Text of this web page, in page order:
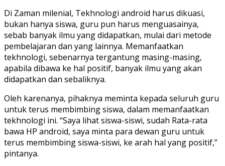
Di Zaman milenial, Tekhnologi android harus dikuasi,
bukan hanya siswa, guru pun harus menguasainya,
sebab banyak ilmu yang didapatkan, mulai dari metode
pembelajaran dan yang lainnya. Memanfaatkan
tekhnologi, sebenarnya tergantung masing-masing,
apabila dibawa ke hal positif, banyak ilmu yang akan
didapatkan dan sebaliknya.
Oleh karenanya, pihaknya meminta kepada seluruh guru
untuk terus membimbing siswa, dalam memanfaatkan
tekhnologi ini. “Saya lihat siswa-siswi, sudah Rata-rata
bawa HP android, saya minta para dewan guru untuk
terus membimbing siswa-siswi, ke arah hal yang positif,”
pintanya.